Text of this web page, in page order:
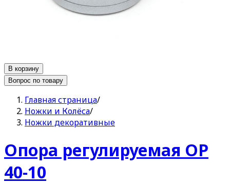
В корзину
Вопрос по товару
Главная страница/
Ножки и Колёса/
Ножки декоративные
Опора регулируемая ОР
40-10